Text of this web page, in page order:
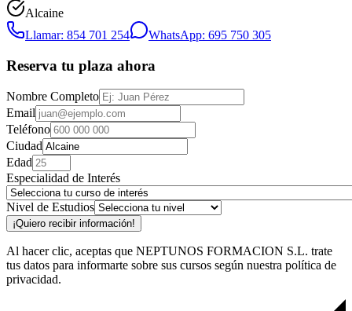
Alcaine
Llamar: 854 701 254
WhatsApp: 695 750 305
Reserva tu plaza ahora
Nombre Completo
Email
Teléfono
Ciudad
Edad
Especialidad de Interés
Nivel de Estudios
¡Quiero recibir información!
Al hacer clic, aceptas que NEPTUNOS FORMACION S.L. trate
tus datos para informarte sobre sus cursos según nuestra política de
privacidad.